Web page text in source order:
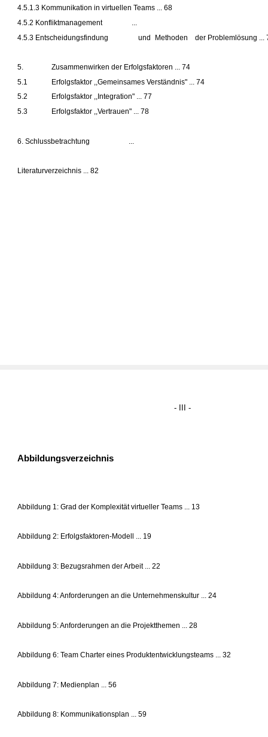
4.5.1.3 Kommunikation in virtuellen Teams ... 68
4.5.2 Konfliktmanagement
4.5.3 Entscheidungsfindung
und Methoden der Problemlösung ...
5.
Zusammenwirken der Erfolgsfaktoren ... 74
5.1
Erfolgsfaktor ,,Gemeinsames Verständnis" ... 74
5.2
Erfolgsfaktor ,,Integration" ... 77
5.3
Erfolgsfaktor ,,Vertrauen" ... 78
6. Schlussbetrachtung
Literaturverzeichnis ... 82
- III -
Abbildungsverzeichnis
Abbildung 1: Grad der Komplexität virtueller Teams ... 13
Abbildung 2: Erfolgsfaktoren-Modell ... 19
Abbildung 3: Bezugsrahmen der Arbeit ... 22
Abbildung 4: Anforderungen an die Unternehmenskultur ... 24
Abbildung 5: Anforderungen an die Projektthemen ... 28
Abbildung 6: Team Charter eines Produktentwicklungsteams ... 32
Abbildung 7: Medienplan ... 56
Abbildung 8: Kommunikationsplan ... 59